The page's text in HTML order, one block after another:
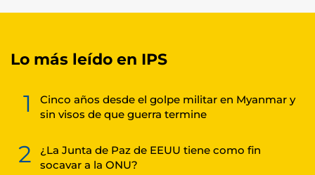
Lo más leído en IPS
1
Cinco años desde el golpe militar en Myanmar y
sin visos de que guerra termine
2
¿La Junta de Paz de EEUU tiene como fin
socavar a la ONU?